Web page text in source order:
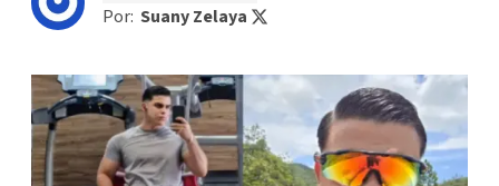
Por: Suany Zelaya